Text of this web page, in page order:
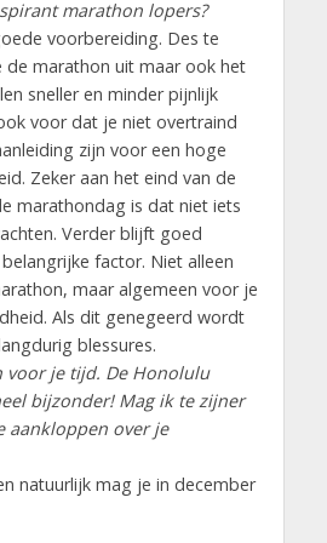
marathon lopers?
voorbereiding. Des te
de marathon uit maar ook het
sneller en minder pijnlijk
voor dat je niet overtraind
zijn voor een hoge
Zeker aan het eind van de
marathondag is dat niet iets
Verder blijft goed
factor. Niet alleen
maar algemeen voor je
Als dit genegeerd wordt
blessures.
voor je tijd. De Honolulu
bijzonder! Mag ik te zijner
aankloppen over je
natuurlijk mag je in december